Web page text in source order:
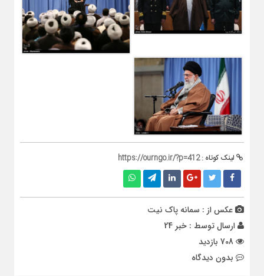
لینک کوتاه :https://ourngo.ir/?p=412
عکس از : سمانه پاک نیت
ارسال توسط : خبر 24
بدون دیدگاه